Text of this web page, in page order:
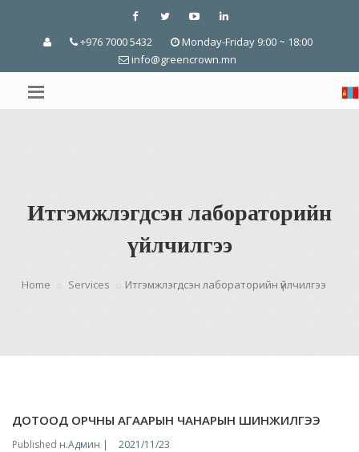
+976 7000 5432
Monday-Friday 9:00 ~ 18:00
info@greencrown.mn
Итгэмжлэгдсэн лабораторийн
үйлчилгээ
Home Services Итгэмжлэгдсэн лабораторийн үйлчилгээ
ДОТООД ОРЧНЫ АГААРЫН ЧАНАРЫН ШИНЖИЛГЭЭ
Published н.Админ | 2021/11/23